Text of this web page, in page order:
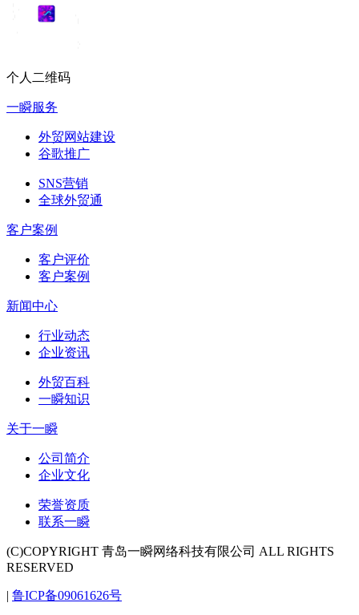
个人二维码
一瞬服务
外贸网站建设
谷歌推广
SNS营销
全球外贸通
客户案例
客户评价
客户案例
新闻中心
行业动态
企业资讯
外贸百科
一瞬知识
关于一瞬
公司简介
企业文化
荣誉资质
联系一瞬
(C)COPYRIGHT 青岛一瞬网络科技有限公司 ALL RIGHTS
RESERVED
| 鲁ICP备09061626号